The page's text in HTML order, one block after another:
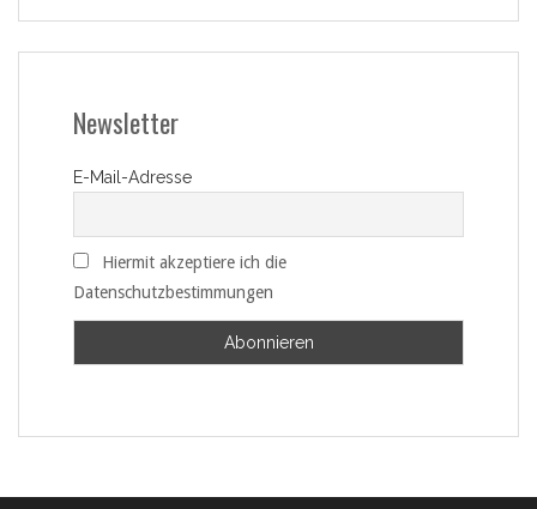
Newsletter
E-Mail-Adresse
Hiermit akzeptiere ich die
Datenschutzbestimmungen